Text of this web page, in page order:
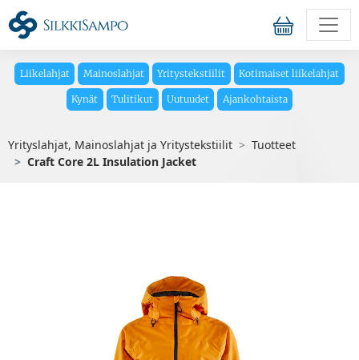
Liikelahjat Mainoslahjat Yritystekstiilit Kotimaiset liikelahjat
Kynät Tulitikut Uutuudet Ajankohtaista
Yrityslahjat, Mainoslahjat ja Yritystekstiilit
Tuotteet
Craft Core 2L Insulation Jacket